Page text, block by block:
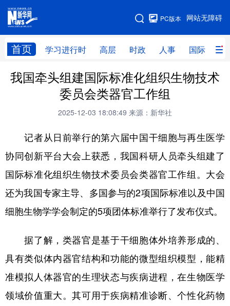
网站无障碍
PC版本
首页 学习进行时 高层 时政 人事 国际 财
网站地图
学习进行时 高层 时政 人事
财经 网评
科技 科创 量子 体育
文化 健康
法律 中央文件 金融 汽车
彩票 娱乐 时尚 悦读
我国牵头组建国际标准化组织生物技术
委员会类器官工作组
2025-12-03 18:08:49 来源：新华社
记者从日前举行的第六届中国干细胞与再生医学
协同创新平台大会上获悉，我国科研人员牵头组建了
国际标准化组织生物技术委员会类器官工作组。大会
还为我国专家主导、多国参与的2项国际标准以及中国
细胞生物学学会制定的5项团体标准举行了发布仪式。
据了解，类器官是基于干细胞体外培养形成的、
具有类似体内器官结构和功能的微型组织模型，能精
准模拟人体器官的生理状态与疾病进程，在生物医学
领域价值重大。其可用于疾病精准诊断、个性化药物